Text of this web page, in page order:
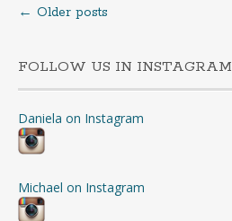
Posts
navigation
← Older posts
FOLLOW US IN INSTAGRAM
Daniela on Instagram
Michael on Instagram